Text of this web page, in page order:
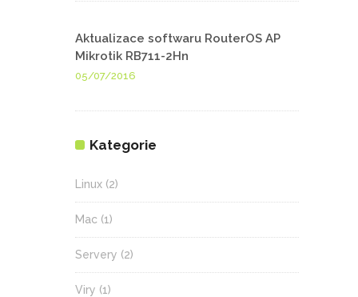
Aktualizace softwaru RouterOS AP
Mikrotik RB711-2Hn
05/07/2016
Kategorie
Linux (2)
Mac (1)
Servery (2)
Viry (1)